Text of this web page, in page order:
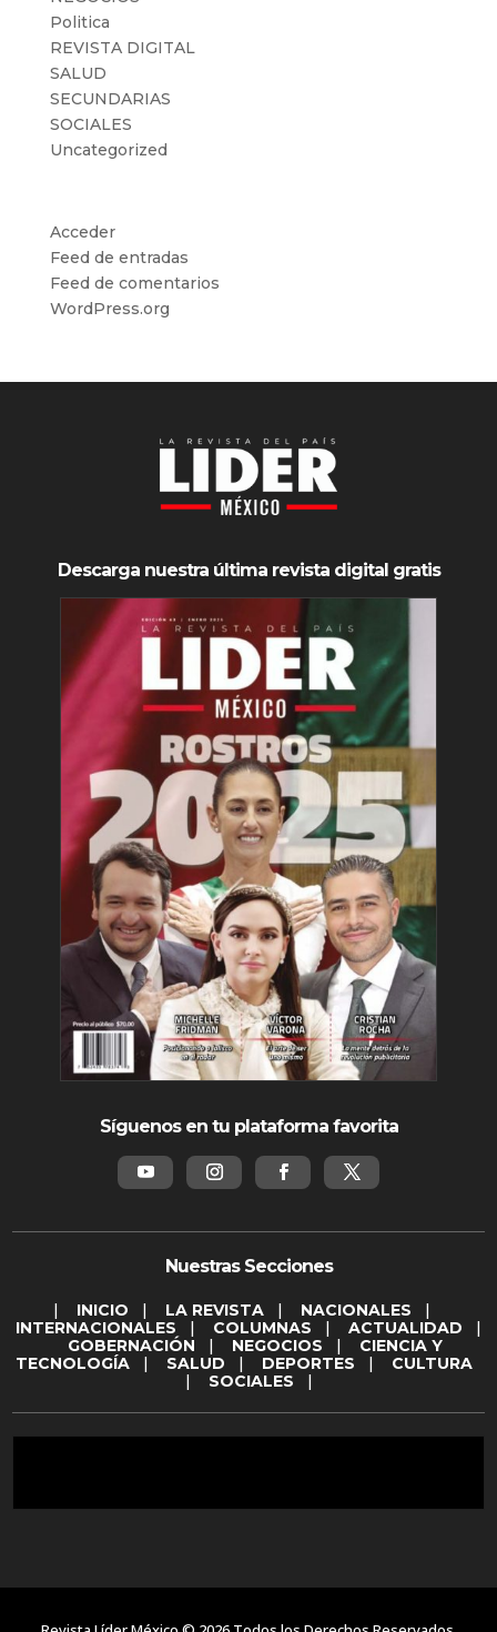
Politica
REVISTA DIGITAL
SALUD
SECUNDARIAS
SOCIALES
Uncategorized
Acceder
Feed de entradas
Feed de comentarios
WordPress.org
Descarga nuestra última revista digital gratis
Síguenos en tu plataforma favorita
Nuestras Secciones
| INICIO | LA REVISTA | NACIONALES |
INTERNACIONALES | COLUMNAS | ACTUALIDAD |
GOBERNACIÓN | NEGOCIOS | CIENCIA Y
TECNOLOGÍA | SALUD | DEPORTES | CULTURA
| SOCIALES |